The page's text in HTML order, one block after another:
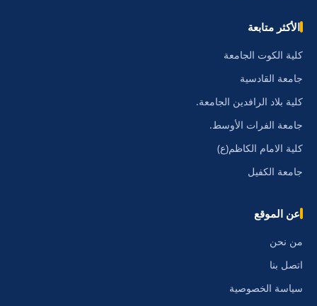
الأكثر متابعة
كلية الكوت الجامعة
جامعة القادسية
كلية بلاد الرافدين الجامعة.
جامعة الفرات الأوسط.
كلية الامام الكاظم(ع)
جامعة الكفيل
عن الموقع
من نحن
اتصل بنا
سياسة الخصوصية